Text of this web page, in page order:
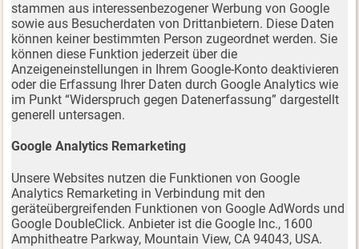
stammen aus interessenbezogener Werbung von Google
sowie aus Besucherdaten von Drittanbietern. Diese Daten
können keiner bestimmten Person zugeordnet werden. Sie
können diese Funktion jederzeit über die
Anzeigeneinstellungen in Ihrem Google-Konto deaktivieren
oder die Erfassung Ihrer Daten durch Google Analytics wie
im Punkt “Widerspruch gegen Datenerfassung” dargestellt
generell untersagen.
Google Analytics Remarketing
Unsere Websites nutzen die Funktionen von Google
Analytics Remarketing in Verbindung mit den
geräteübergreifenden Funktionen von Google AdWords und
Google DoubleClick. Anbieter ist die Google Inc., 1600
Amphitheatre Parkway, Mountain View, CA 94043, USA.